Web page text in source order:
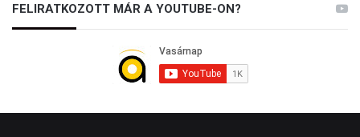
FELIRATKOZOTT MÁR A YOUTUBE-ON?